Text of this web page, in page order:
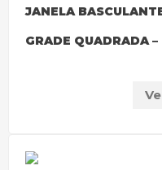
JANELA
GRADE QUADRADA